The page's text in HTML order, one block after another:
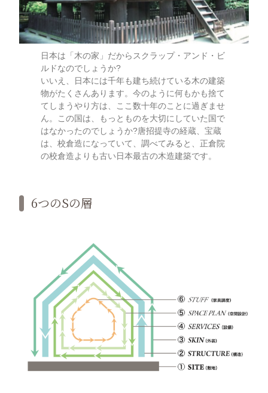
日本は「木の家」だからスクラップ・アンド・ビ
ルドなのでしょうか?
いいえ、日本には千年も建ち続けている木の建築
物がたくさんあります。今のように何もかも捨て
てしまうやり方は、ここ数十年のことに過ぎませ
ん。この国は、もっとものを大切にしていた国で
はなかったのでしょうか?唐招提寺の経蔵、宝蔵
は、校倉造になっていて、調べてみると、正倉院
の校倉造よりも古い日本最古の木造建築です。
6つのSの層